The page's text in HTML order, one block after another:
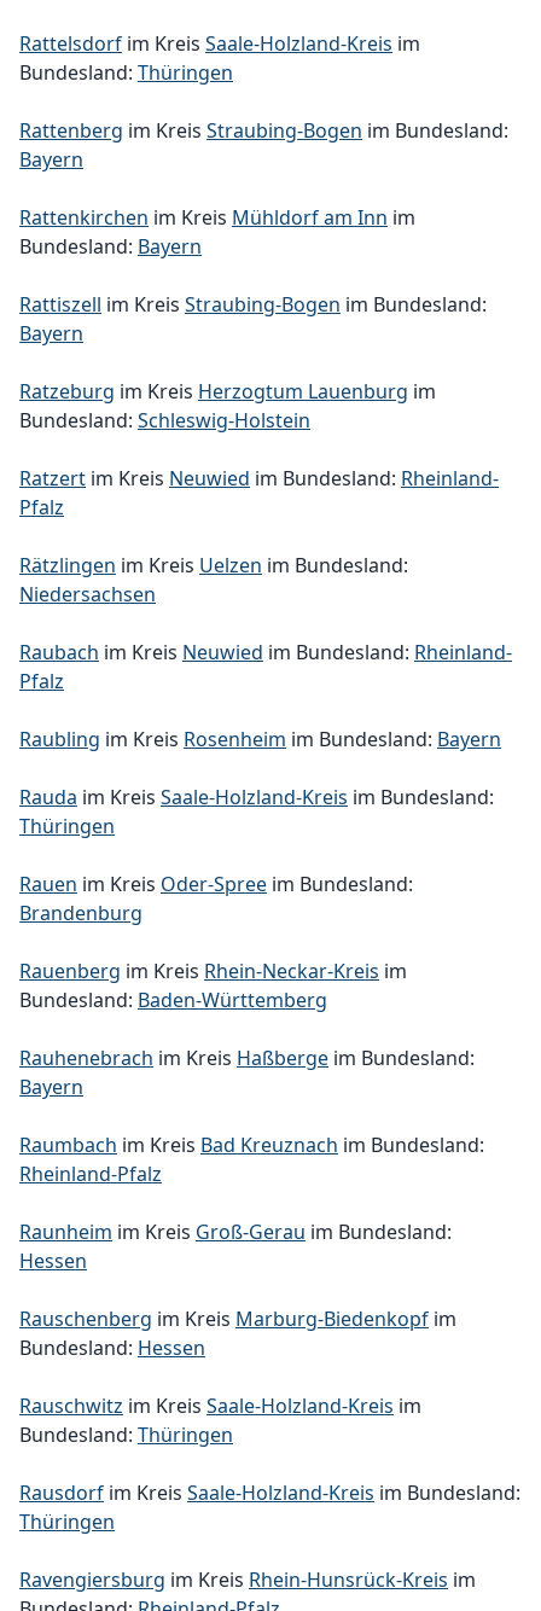
Rattelsdorf im Kreis Saale-Holzland-Kreis im
Bundesland: Thüringen
Rattenberg im Kreis Straubing-Bogen im Bundesland:
Bayern
Rattenkirchen im Kreis Mühldorf am Inn im
Bundesland: Bayern
Rattiszell im Kreis Straubing-Bogen im Bundesland:
Bayern
Ratzeburg im Kreis Herzogtum Lauenburg im
Bundesland: Schleswig-Holstein
Ratzert im Kreis Neuwied im Bundesland: Rheinland-
Pfalz
Rätzlingen im Kreis Uelzen im Bundesland:
Niedersachsen
Raubach im Kreis Neuwied im Bundesland: Rheinland-
Pfalz
Raubling im Kreis Rosenheim im Bundesland: Bayern
Rauda im Kreis Saale-Holzland-Kreis im Bundesland:
Thüringen
Rauen im Kreis Oder-Spree im Bundesland:
Brandenburg
Rauenberg im Kreis Rhein-Neckar-Kreis im
Bundesland: Baden-Württemberg
Rauhenebrach im Kreis Haßberge im Bundesland:
Bayern
Raumbach im Kreis Bad Kreuznach im Bundesland:
Rheinland-Pfalz
Raunheim im Kreis Groß-Gerau im Bundesland:
Hessen
Rauschenberg im Kreis Marburg-Biedenkopf im
Bundesland: Hessen
Rauschwitz im Kreis Saale-Holzland-Kreis im
Bundesland: Thüringen
Rausdorf im Kreis Saale-Holzland-Kreis im Bundesland:
Thüringen
Ravengiersburg im Kreis Rhein-Hunsrück-Kreis im